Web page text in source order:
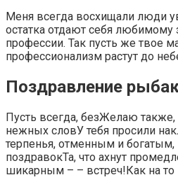
Меня всегда восхищали люди
остатка отдают себя
профессии. Так пусть же твое
профессионализм растут до
Поздравление
​Пусть всегда, без​​Желаю также,
нежных слов​​У тебя просили​​
терпенья,​​ отменным и
поздравок​​Та, что ахнут​​
шикарным​ – –​​ встреч!​Как на то​